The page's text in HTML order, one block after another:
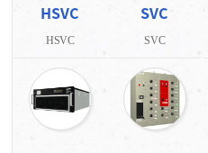
HSVC
HSVC
SVC
SVC